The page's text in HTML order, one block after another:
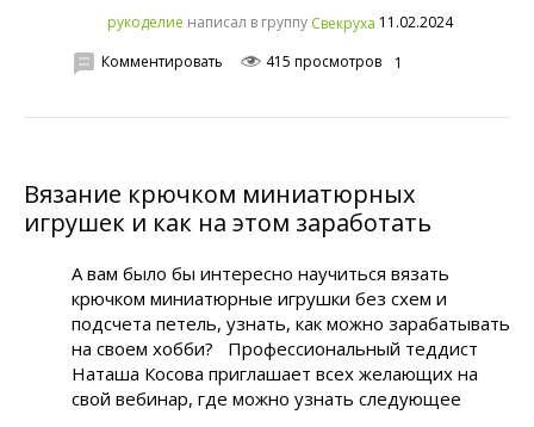
рукoделиe написал в группу Свекруха 11.02.2024
Комментировать
415 просмотров 1
Вязание крючком миниатюрных
игрушек и как на этом заработать
А вам было бы интересно научиться вязать
крючком миниатюрные игрушки без схем и
подсчета петель, узнать, как можно зарабатывать
на своем хобби? Профессиональный теддист
Наташа Косова приглашает всех желающих на
свой вебинар, где можно узнать следующее